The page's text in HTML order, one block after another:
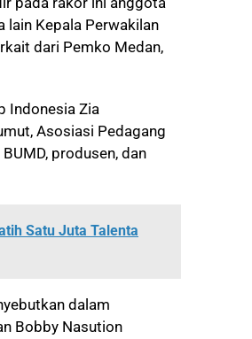
lain Kepala Perwakilan
dari Pemko Medan,
Indonesia Zia
Asosiasi Pedagang
produsen, dan
Satu Juta Talenta
dalam
Bobby Nasution